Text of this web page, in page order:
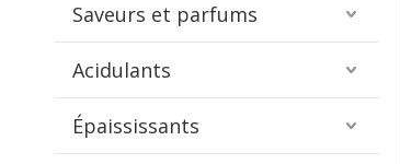
Saveurs et parfums
Acidulants
Épaississants